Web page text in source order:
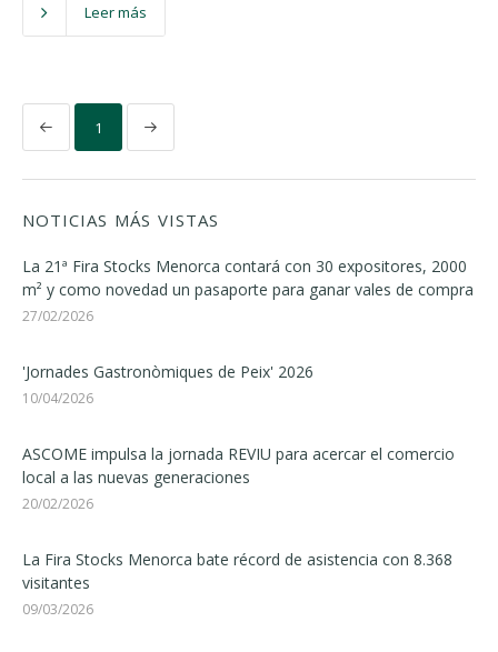
Leer más
1
NOTICIAS MÁS VISTAS
La 21ª Fira Stocks Menorca contará con 30 expositores, 2000
m² y como novedad un pasaporte para ganar vales de compra
27/02/2026
'Jornades Gastronòmiques de Peix' 2026
10/04/2026
ASCOME impulsa la jornada REVIU para acercar el comercio
local a las nuevas generaciones
20/02/2026
La Fira Stocks Menorca bate récord de asistencia con 8.368
visitantes
09/03/2026